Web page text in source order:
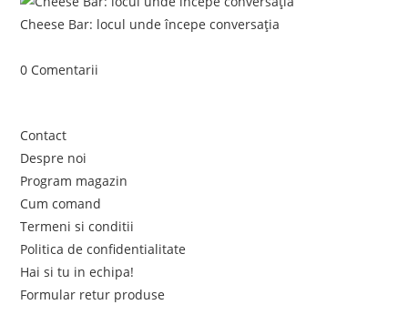
Cheese Bar: locul unde începe conversația
0 Comentarii
Contact
Despre noi
Program magazin
Cum comand
Termeni si conditii
Politica de confidentialitate
Hai si tu in echipa!
Formular retur produse